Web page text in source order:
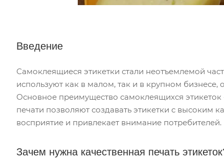
Введение
Самоклеящиеся этикетки стали неотъемлемой
используют как в малом, так и в крупном
Основное преимущество самоклеящихся
печати позволяют создавать этикетки с высоким
восприятие и привлекает внимание потребителей.
Зачем нужна качественная печать